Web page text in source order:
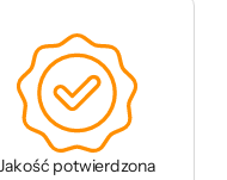
Jakość potwierdzona